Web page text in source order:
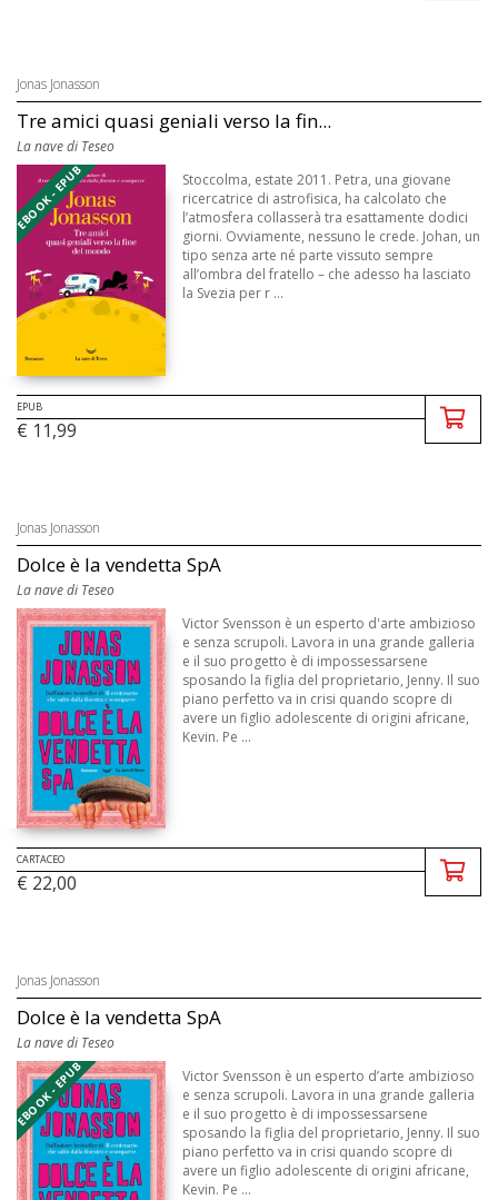
Jonas Jonasson
Tre amici quasi geniali verso la fin...
La nave di Teseo
EBOOK - EPUB
Stoccolma, estate 2011. Petra, una giovane
ricercatrice di astrofisica, ha calcolato che
l’atmosfera collasserà tra esattamente dodici
giorni. Ovviamente, nessuno le crede. Johan, un
tipo senza arte né parte vissuto sempre
all’ombra del fratello – che adesso ha lasciato
la Svezia per r ...
EPUB
€ 11,99
Jonas Jonasson
Dolce è la vendetta SpA
La nave di Teseo
Victor Svensson è un esperto d'arte ambizioso
e senza scrupoli. Lavora in una grande galleria
e il suo progetto è di impossessarsene
sposando la figlia del proprietario, Jenny. Il suo
piano perfetto va in crisi quando scopre di
avere un figlio adolescente di origini africane,
Kevin. Pe ...
CARTACEO
€ 22,00
Jonas Jonasson
Dolce è la vendetta SpA
La nave di Teseo
EBOOK - EPUB
Victor Svensson è un esperto d’arte ambizioso
e senza scrupoli. Lavora in una grande galleria
e il suo progetto è di impossessarsene
sposando la figlia del proprietario, Jenny. Il suo
piano perfetto va in crisi quando scopre di
avere un figlio adolescente di origini africane,
Kevin. Pe ...